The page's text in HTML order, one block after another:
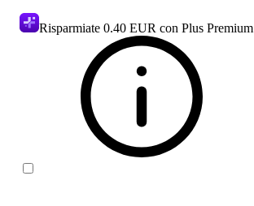
Risparmiate 0.40 EUR con Plus Premium